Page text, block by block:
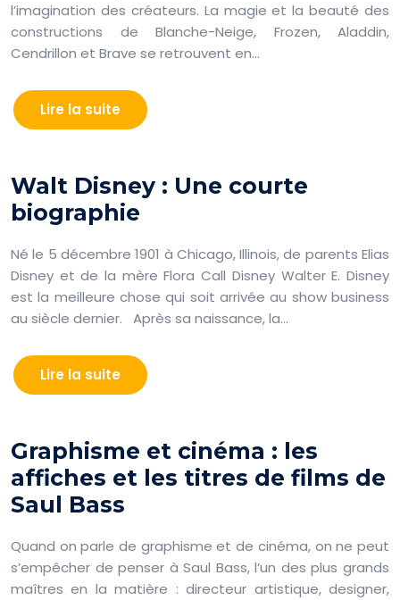
l’imagination des créateurs. La magie et la beauté des
constructions de Blanche-Neige, Frozen, Aladdin,
Cendrillon et Brave se retrouvent en…
Lire la suite
Walt Disney : Une courte
biographie
Né le 5 décembre 1901 à Chicago, Illinois, de parents Elias
Disney et de la mère Flora Call Disney Walter E. Disney
est la meilleure chose qui soit arrivée au show business
au siècle dernier. Après sa naissance, la…
Lire la suite
Graphisme et cinéma : les
affiches et les titres de films de
Saul Bass
Quand on parle de graphisme et de cinéma, on ne peut
s’empêcher de penser à Saul Bass, l’un des plus grands
maîtres en la matière : directeur artistique, designer,